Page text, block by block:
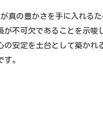
真の豊かさを手に入れる
が不可欠であることを示唆
の安定を土台として築かれ
す。